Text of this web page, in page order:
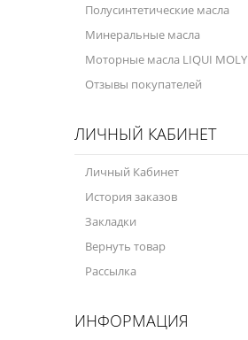
Клеи и герметики
Профи-серия
Уход за кондиционером
Велосипедная программа
Масла для лодочных моторов
Садовая программа
Полусинтетические масла
Минеральные масла
Моторные масла LIQUI MOLY
Отзывы покупателей
ЛИЧНЫЙ КАБИНЕТ
Личный Кабинет
История заказов
Закладки
Вернуть товар
Рассылка
ИНФОРМАЦИЯ